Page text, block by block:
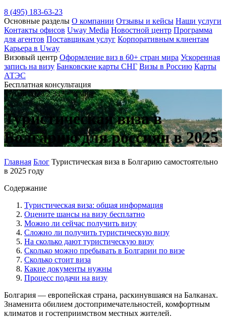
8 (495) 183-63-23
Основные разделы О компании Отзывы и кейсы Наши услуги
Контакты офисов Uway Media Новостной центр Программа
для агентов Поставщикам услуг Корпоративным клиентам
Карьера в Uway
Визовый центр Оформление виз в 60+ стран мира Ускоренная
запись на визу Банковские карты СНГ Визы в Россию Карты
АТЭС
Бесплатная консультация
17 мая 2023 2 337 ~ 8 мин
Туристическая виза в
Болгарию для россиян в 2025
Главная Блог Туристическая виза в Болгарию самостоятельно
в 2025 году
Содержание
Туристическая виза: общая информация
Оцените шансы на визу бесплатно
Можно ли сейчас получить визу
Сложно ли получить туристическую визу
На сколько дают туристическую визу
Сколько можно пребывать в Болгарии по визе
Сколько стоит виза
Какие документы нужны
Процесс подачи на визу
Болгария — европейская страна, раскинувшаяся на Балканах.
Знаменита обилием достопримечательностей, комфортным
климатов и гостеприимством местных жителей.